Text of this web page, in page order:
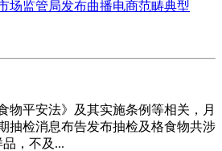
场监管局发布曲播电商范畴典型
物平安法》及其实施条例等相关，月
抽检消息布告发布抽检及格食物共涉
品，不及...